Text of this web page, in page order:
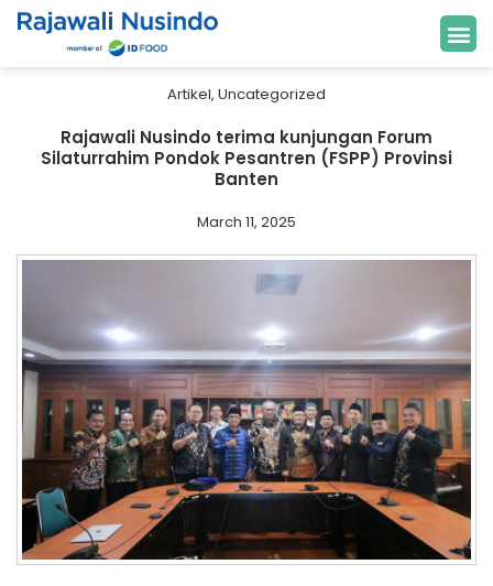
Artikel, Uncategorized
Rajawali Nusindo terima kunjungan Forum
Silaturrahim Pondok Pesantren (FSPP) Provinsi
Banten
March 11, 2025